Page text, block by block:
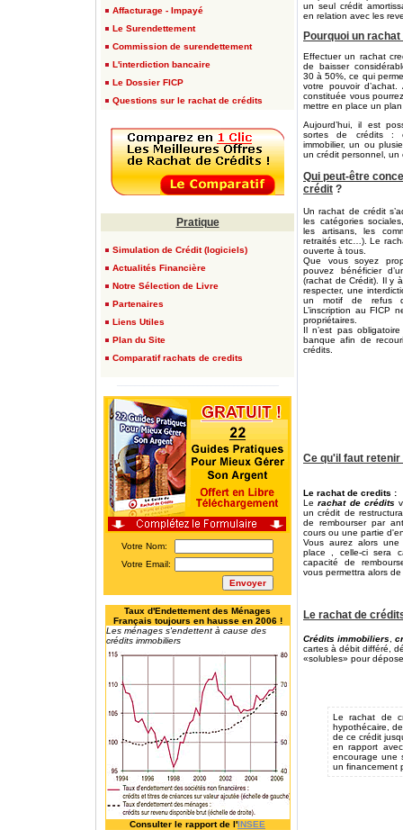
Affacturage - Impayé
Le Surendettement
Commission de surendettement
L'interdiction bancaire
Le Dossier FICP
Questions sur le rachat de crédits
Pratique
Simulation de Crédit (logiciels)
Actualités Financière
Notre Sélection de Livre
Partenaires
Liens Utiles
Plan du Site
Comparatif rachats de credits
Votre Nom:
Votre Email:
Taux d'Endettement des Ménages
Français toujours en hausse en 2006 !
Les ménages s'endettent à cause des
crédits immobiliers
Consulter le rapport de l'INSEE
un seul crédit
en relation avec les
Pourquoi un
Effectuer un rachat
de baisser
30 à 50%, ce qui
votre pouvoir
constituée vous
mettre en place un
Aujourd’hui, il est
sortes de crédits :
immobilier, un ou
un crédit personnel,
Qui peut-être
crédit ?
Un rachat de crédit
les catégories
les artisans, les
retraités etc…). Le
ouverte à tous.
Que vous soyez
pouvez bénéficier
(rachat de Crédit). Il y
respecter, une
un motif de refus
L’inscription au FICP
propriétaires.
Il n’est pas
banque afin de
crédits.
Ce qu'il faut
Le rachat de credits :
Lerachat de crédits
un crédit de
de rembourser par
cours ou une partie
Vous aurez alors
place , celle-ci sera
capacité de
vous permettra alors
Le rachat de
Crédits immobiliers
cartes à débit différé,
«solubles» pour
Le rachat de
hypothécaire,
de ce crédit
en rapport
encourage une
un financement